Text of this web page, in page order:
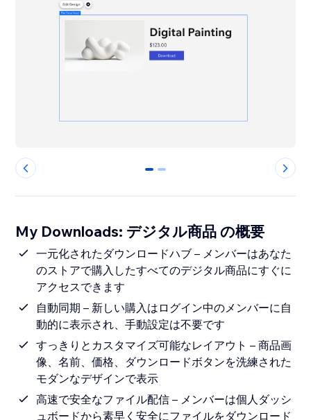
0 1
My Downloads: デジタル商品 の概要
一元化されたダウンロードハブ – メンバーはあなた
のストアで購入したすべてのデジタル商品にすぐに
アクセスできます
自動同期 – 新しい購入はログイン中のメンバーに自
動的に表示され、手動設定は不要です
すっきりとカスタマイズ可能なレイアウト – 商品画
像、名前、価格、ダウンロードボタンを洗練された
モダンなデザインで表示
高速で安全なファイル配信 – メンバーは個人ダッシ
ュボードから素早く安全にファイルをダウンロード